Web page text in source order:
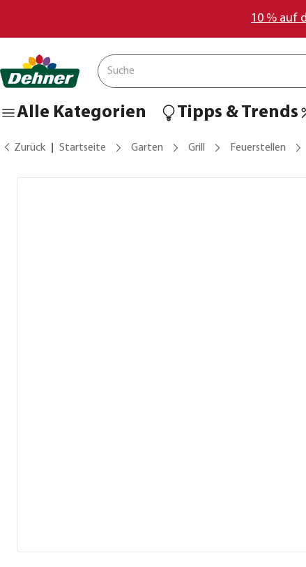
10 % auf
Alle Kategorien Tipps & Trends
Zurück Startseite Garten Grill Feuerstellen